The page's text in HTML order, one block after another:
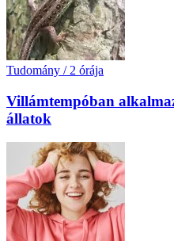
Tudomány / 2 órája
Villámtempóban
állatok